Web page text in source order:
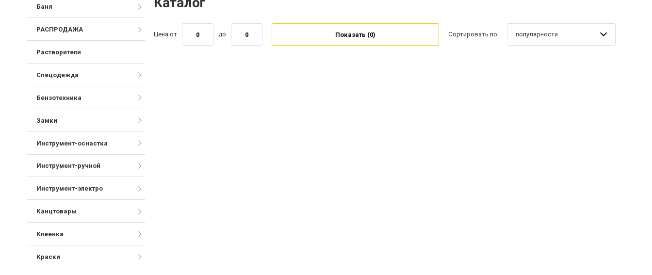
Цена от до Показать (0) Сортировать по популярности
Баня
РАСПРОДАЖА
Растворители
Спецодежда
Бензотехника
Замки
Инструмент-оснастка
Инструмент-ручной
Инструмент-электро
Канцтовары
Клеенка
Краски